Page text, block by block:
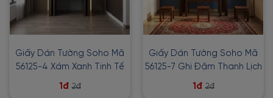
Giấy Dán Tường Soho Mã
56125-4 Xám Xanh Tinh Tế
1đ 2đ
Giấy Dán Tường Soho Mã
56125-7 Ghi Đậm Thanh Lịch
1đ 2đ